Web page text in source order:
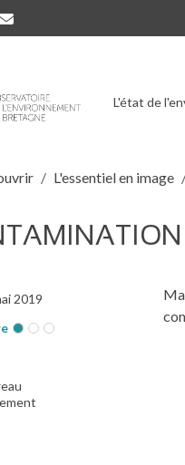
L'état de
L'essentiel en image
2019
eau